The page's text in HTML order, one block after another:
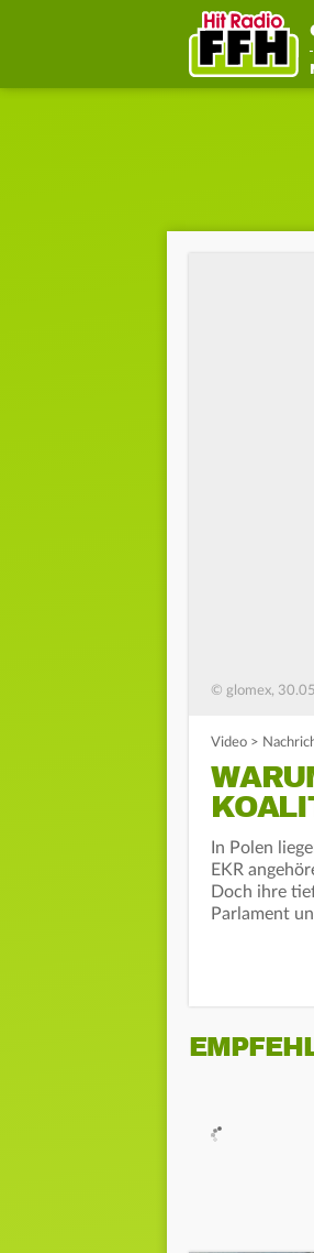
© glomex,
Video >
In Polen
EKR
Doch ihre
Parlament